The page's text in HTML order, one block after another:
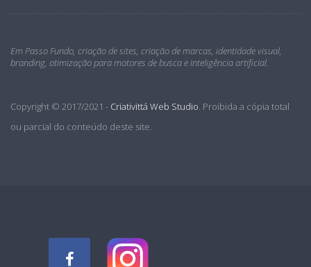
Em Passo Fundo, criação de sites, criação de marcas, identidade visual,
branding, otimização para motores de busca e inteligência artificial.
Copyright © 2017/2021 - Criativittá Web Studio. Proibida a cópia total
ou parcial do conteúdo deste site.